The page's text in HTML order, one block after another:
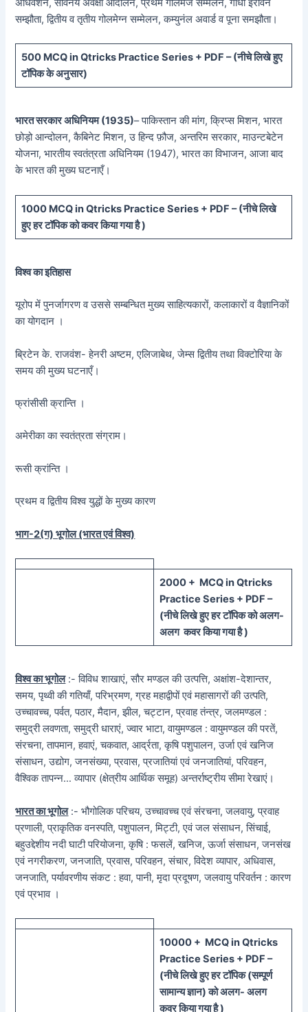
सम्झौता, द्वितीय व तृतीय गोलमेग्न सम्मेलन, कम्युनंल अवार्ड व पूना समझौता।
500 MCQ in Qtricks Practice Series + PDF – (नीचेलिखे हुए
टॉपिक के अनुसार)
भारत सरकार अधिनियम (1935)– पाकिस्तान की मांग, क्रिप्स मिशन, भारत
छोड़ो आन्दोलन, कैबिनेट मिशन, उ हिन्द फ़ौज, अन्तरिम सरकार, माउन्टबेटेन
योजना, भारतीय स्वतंत्रता अधिनियम (1947), भारत का विभाजन, आजा बाद
के भारत की मुख्य घटनाएँ।
1000 MCQ in Qtricks Practice Series + PDF – (नीचेलिखे
हुएहर टॉपिक को कवर किया गया है )
विश्व का इतिहास
यूरोप में पुनर्जागरण व उससे सम्बन्धित मुख्य साहित्यकारों, कलाकारों व वैज्ञानिकों
का योगदान ।
ब्रिटेन के. राजवंश- हेनरी अष्टम, एलिजाबेथ, जेम्स द्वितीय तथा विक्टोरिया के
समय की मुख्य घटनाएँ।
फ्रांसीसी क्रान्ति ।
अमेरीका का स्वतंत्रता संग्राम।
रूसी क्रांन्ति ।
प्रथम व द्वितीय विश्व युद्धों के मुख्य कारण
भाग-2(ग) भूगोल (भारत एवं विश्व)
2000 + MCQ in Qtricks
Practice Series + PDF –
(नीचेलिखे हुएहर टॉपिक कोअलग-
अलग कवर किया गया है )
विश्व का भूगोल:- विविध शाखाएं, सौर मण्डल की उत्पत्ति, अक्षांश-देशान्तर,
समय, पृथ्वी की गतियाँ, परिभ्रमण, ग्रह महाद्वीपों एवं महासागरों की उत्पति,
उच्चावच्च, पर्वत, पठार, मैदान, झील, चट्टान, प्रवाह तंन्त्र, जलमण्डल :
समुद्री लवणता, समुद्री धाराएं, ज्वार भाटा, वायुमण्डल : वायुमण्डल की परतें,
संरचना, तापमान, हवाएं, चकवात, आर्द्रता, कृषि पशुपालन, उर्जा एवं खनिज
संसाधन, उद्योग, जनसंख्या, प्रवास, प्रजातियां एवं जनजातियां, परिवहन,
वैश्विक तापन्न… व्यापार (क्षेत्रीय आर्थिक समूह) अन्तर्राष्ट्रीय सीमा रेखाएं।
भारत का भूगोल:- भौगोलिक परिचय, उच्चावच्च एवं संरचना, जलवायु, प्रवाह
प्रणाली, प्राकृतिक वनस्पति, पशुपालन, मिट्टी, एवं जल संसाधन, सिंचाई,
बहुउद्देशीय नदी घाटी परियोजना, कृषि : फसलें, खनिज, ऊर्जा संसाधन, जनसंख
एवं नगरीकरण, जनजाति, प्रवास, परिवहन, संचार, विदेश व्यापार, अधिवास,
जनजाति, पर्यावरणीय संकट : हवा, पानी, मृदा प्रदूषण, जलवायु परिवर्तन : कारण
एवं प्रभाव ।
10000 + MCQ in Qtricks
Practice Series + PDF –
(नीचेलिखे हुएहर टॉपिक(सम्पूर्ण
सामान्य ज्ञान) कोअलग- अलग
कवर किया गया है )